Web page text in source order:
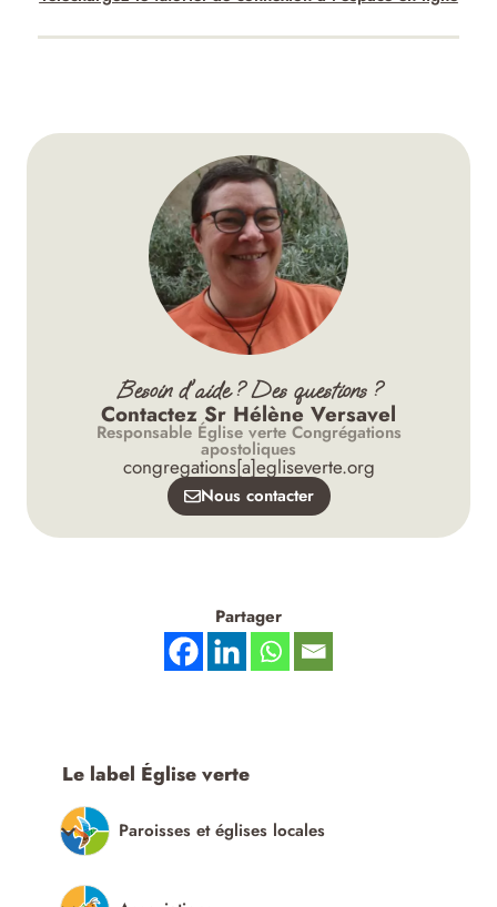
Le label Église verte
Paroisses et églises locales
Besoin d'aide ? Des questions ?
Contactez Sr Hélène Versavel
Responsable Église verte Congrégations
apostoliques
congregations[a]egliseverte.org
Nous contacter
Partager